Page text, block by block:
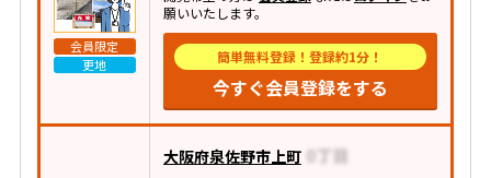
会員限定
更地
願いいたします。
簡単無料登録！登録約1分！
今すぐ会員登録をする
大阪府泉佐野市上町